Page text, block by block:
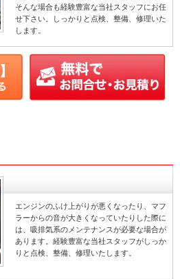
そんな場合も経験豊富な当社スタッフにお任
せ下さい。しっかりと点検、整備、修理いた
します。
エンジンのふけ上がりが悪くなったり、マフ
ラーからの音が大きくなっていたりした際に
は、吸排気系のメンテナンスが必要な場合が
あります。経験豊富な当社スタッフがしっか
りと点検、整備、修理いたします。